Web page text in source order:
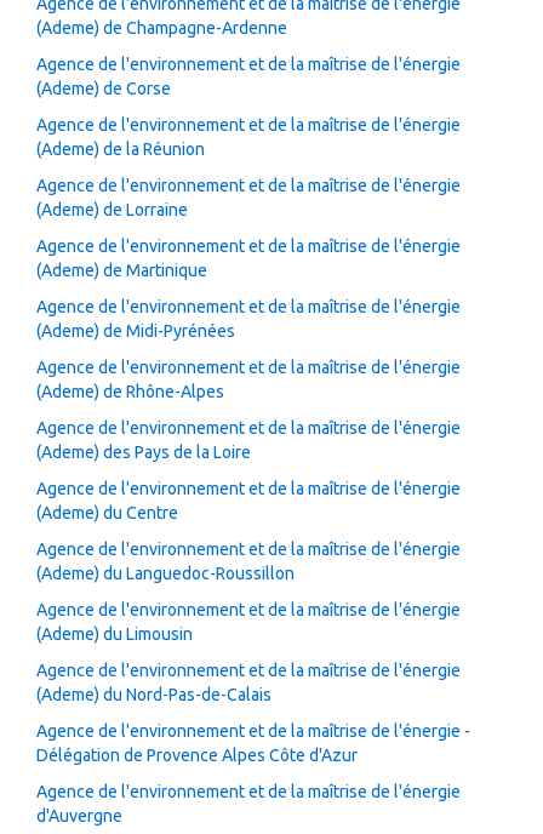
Agence de l'environnement et de la maîtrise de l'énergie
(Ademe) de Champagne-Ardenne
Agence de l'environnement et de la maîtrise de l'énergie
(Ademe) de Corse
Agence de l'environnement et de la maîtrise de l'énergie
(Ademe) de la Réunion
Agence de l'environnement et de la maîtrise de l'énergie
(Ademe) de Lorraine
Agence de l'environnement et de la maîtrise de l'énergie
(Ademe) de Martinique
Agence de l'environnement et de la maîtrise de l'énergie
(Ademe) de Midi-Pyrénées
Agence de l'environnement et de la maîtrise de l'énergie
(Ademe) de Rhône-Alpes
Agence de l'environnement et de la maîtrise de l'énergie
(Ademe) des Pays de la Loire
Agence de l'environnement et de la maîtrise de l'énergie
(Ademe) du Centre
Agence de l'environnement et de la maîtrise de l'énergie
(Ademe) du Languedoc-Roussillon
Agence de l'environnement et de la maîtrise de l'énergie
(Ademe) du Limousin
Agence de l'environnement et de la maîtrise de l'énergie
(Ademe) du Nord-Pas-de-Calais
Agence de l'environnement et de la maîtrise de l'énergie -
Délégation de Provence Alpes Côte d'Azur
Agence de l'environnement et de la maîtrise de l'énergie
d'Auvergne